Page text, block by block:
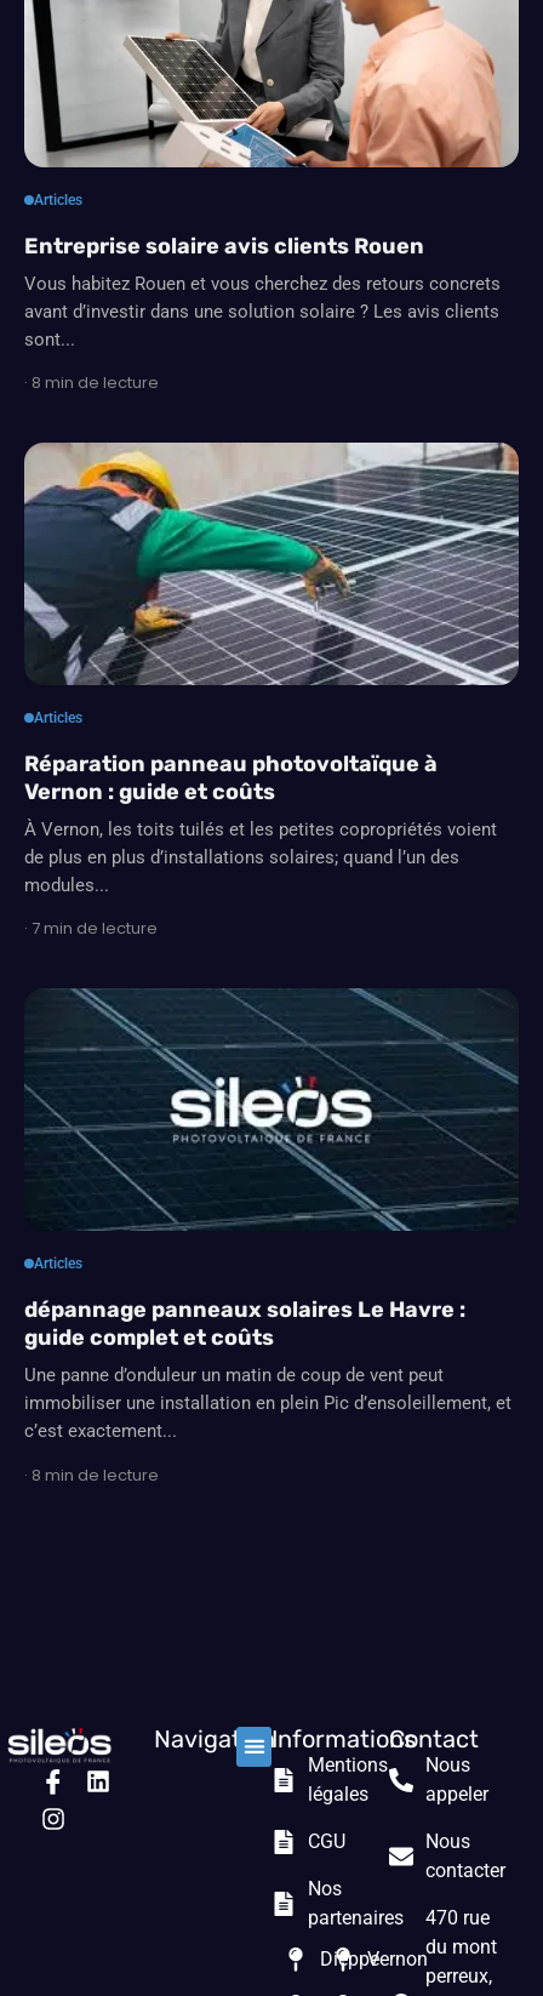
Articles
Entreprise solaire avis clients Rouen
Vous habitez Rouen et vous cherchez des retours concrets
avant d’investir dans une solution solaire ? Les avis clients
sont...
· 8 min de lecture
Articles
Réparation panneau photovoltaïque à
Vernon : guide et coûts
À Vernon, les toits tuilés et les petites copropriétés voient
de plus en plus d’installations solaires; quand l’un des
modules...
· 7 min de lecture
Articles
dépannage panneaux solaires Le Havre :
guide complet et coûts
Une panne d’onduleur un matin de coup de vent peut
immobiliser une installation en plein Pic d’ensoleillement, et
c’est exactement...
· 8 min de lecture
NavigationInformations
Mentions
légales
CGU
Nos
partenaires
DieppeVernon
Contact
Nous
appeler
Nous
contacter
470 rue
du mont
perreux,